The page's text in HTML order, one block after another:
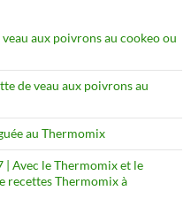
aux poivrons au cookeo ou
de veau aux poivrons au
au Thermomix
Avec le Thermomix et le
recettes Thermomix à